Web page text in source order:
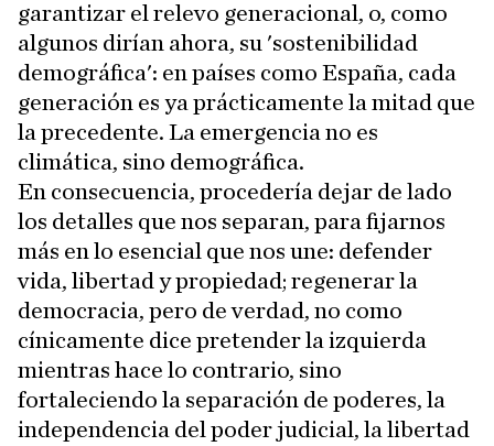
garantizar el relevo generacional, o, como
algunos dirían ahora, su 'sostenibilidad
demográfica': en países como España, cada
generación es ya prácticamente la mitad que
la precedente. La emergencia no es
climática, sino demográfica.
En consecuencia, procedería dejar de lado
los detalles que nos separan, para fijarnos
más en lo esencial que nos une: defender
vida, libertad y propiedad; regenerar la
democracia, pero de verdad, no como
cínicamente dice pretender la izquierda
mientras hace lo contrario, sino
fortaleciendo la separación de poderes, la
independencia del poder judicial, la libertad